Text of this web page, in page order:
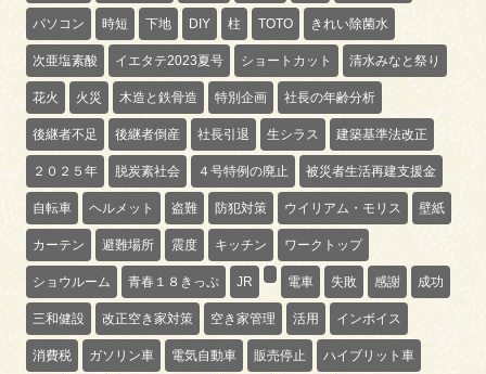
パソコン 時短 下地 DIY 柱 TOTO きれい除菌水
次亜塩素酸 イエタテ2023夏号 ショートカット 清水みなと祭り
花火 火災 木造と鉄骨造 特別企画 社長の年齢分析
後継者不足 後継者倒産 社長引退 生シラス 建築基準法改正
２０２５年 脱炭素社会 ４号特例の廃止 被災者生活再建支援金
自転車 ヘルメット 盗難 防犯対策 ウイリアム・モリス 壁紙
カーテン 避難場所 震度 キッチン ワークトップ
ショウルーム 青春１８きっぷ JR 電車 失敗 感謝 成功
三和健設 改正空き家対策 空き家管理 活用 インボイス
消費税 ガソリン車 電気自動車 販売停止 ハイブリット車